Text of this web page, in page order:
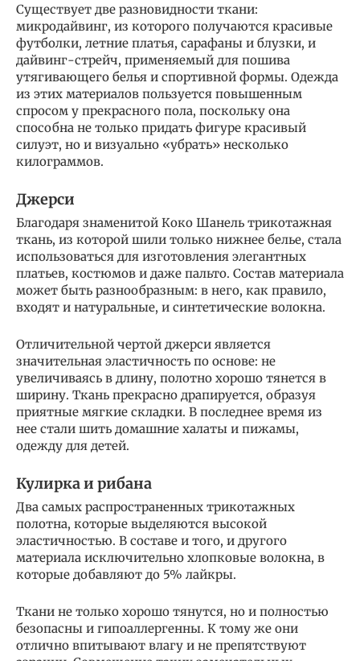
Существует две разновидности ткани:
микродайвинг, из которого получаются красивые
футболки, летние платья, сарафаны и блузки, и
дайвинг-стрейч, применяемый для пошива
утягивающего белья и спортивной формы. Одежда
из этих материалов пользуется повышенным
спросом у прекрасного пола, поскольку она
способна не только придать фигуре красивый
силуэт, но и визуально «убрать» несколько
килограммов.
Джерси
Благодаря знаменитой Коко Шанель трикотажная
ткань, из которой шили только нижнее белье, стала
использоваться для изготовления элегантных
платьев, костюмов и даже пальто. Состав материала
может быть разнообразным: в него, как правило,
входят и натуральные, и синтетические волокна.
Отличительной чертой джерси является
значительная эластичность по основе: не
увеличиваясь в длину, полотно хорошо тянется в
ширину. Ткань прекрасно драпируется, образуя
приятные мягкие складки. В последнее время из
нее стали шить домашние халаты и пижамы,
одежду для детей.
Кулирка и рибана
Два самых распространенных трикотажных
полотна, которые выделяются высокой
эластичностью. В составе и того, и другого
материала исключительно хлопковые волокна, в
которые добавляют до 5% лайкры.
Ткани не только хорошо тянутся, но и полностью
безопасны и гипоаллергенны. К тому же они
отлично впитывают влагу и не препятствуют